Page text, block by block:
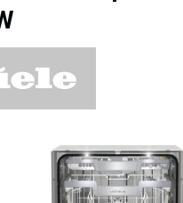
überspringen